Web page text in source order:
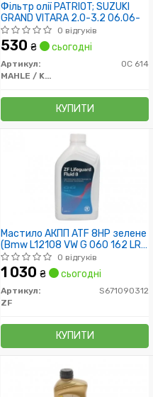
Фільтр олії PATRIOT; SUZUKI
GRAND VITARA 2.0-3.2 06.06-
0 відгуків
530 ₴ сьогодні
Артикул:
OC 614
MAHLE / KNECHT
КУПИТИ
Мастило АКПП ATF 8HP зелене
(Bmw L12108 VW G 060 162 LR
023288) 1L
0 відгуків
1 030 ₴ сьогодні
Артикул:
S671090312
ZF
КУПИТИ